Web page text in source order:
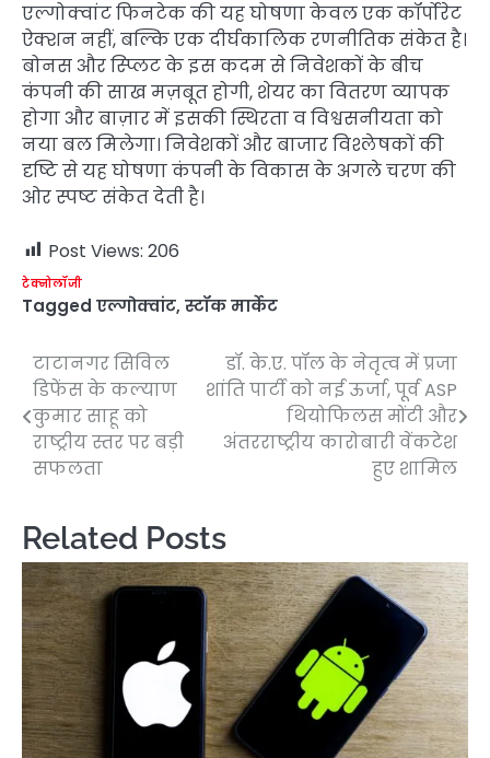
एल्गोक्वांट फिनटेक की यह घोषणा केवल एक कॉर्पोरेट
ऐक्शन नहीं, बल्कि एक दीर्घकालिक रणनीतिक संकेत है।
बोनस और स्प्लिट के इस कदम से निवेशकों के बीच
कंपनी की साख मज़बूत होगी, शेयर का वितरण व्यापक
होगा और बाज़ार में इसकी स्थिरता व विश्वसनीयता को
नया बल मिलेगा। निवेशकों और बाजार विश्लेषकों की
दृष्टि से यह घोषणा कंपनी के विकास के अगले चरण की
ओर स्पष्ट संकेत देती है।
Post Views: 206
टेक्नोलॉजी
Tagged एल्गोक्वांट, स्टॉक मार्केट
Post
navigation
टाटानगर सिविल
डिफेंस के कल्याण
कुमार साहू को
राष्ट्रीय स्तर पर बड़ी
सफलता
डॉ. के.ए. पॉल के नेतृत्व में प्रजा
शांति पार्टी को नई ऊर्जा, पूर्व ASP
थियोफिलस मोंटी और
अंतरराष्ट्रीय कारोबारी वेंकटेश
हुए शामिल
Related Posts